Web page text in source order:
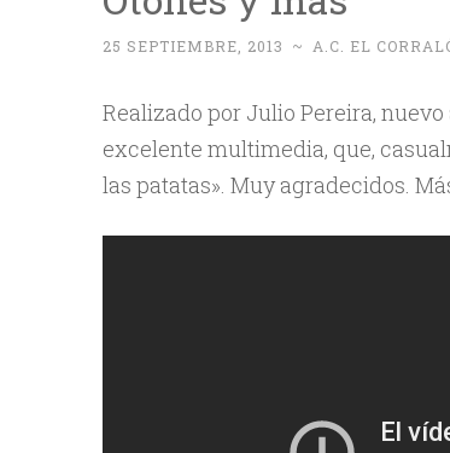
25 SEPTIEMBRE, 2013 ~ A.C. EL
Realizado por Julio Pereira,
excelente multimedia, que,
las patatas». Muy agradecidos.